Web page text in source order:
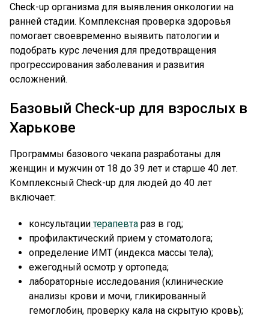
Check-up организма для выявления онкологии на
ранней стадии. Комплексная проверка здоровья
помогает своевременно выявить патологии и
подобрать курс лечения для предотвращения
прогрессирования заболевания и развития
осложнений.
Базовый Check-up для взрослых в
Харькове
Программы базового чекапа разработаны для
женщин и мужчин от 18 до 39 лет и старше 40 лет.
Комплексный Check-up для людей до 40 лет
включает:
консультациитерапевта раз в год;
профилактический прием у стоматолога;
определение ИМТ (индекса массы тела);
ежегодный осмотр у ортопеда;
лабораторные исследования (клинические
анализы крови и мочи, гликированный
гемоглобин, проверку кала на скрытую кровь);